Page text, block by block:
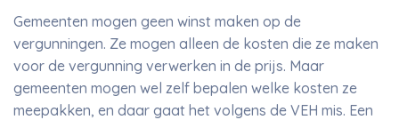
Gemeenten mogen geen winst maken op de
vergunningen. Ze mogen alleen de kosten die ze maken
voor de vergunning verwerken in de prijs. Maar
gemeenten mogen wel zelf bepalen welke kosten ze
meepakken, en daar gaat het volgens de VEH mis. Een